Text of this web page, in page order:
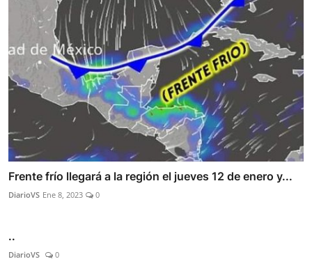
Frente frío llegará a la región el jueves 12 de enero y...
DiarioVS Ene 8, 2023 0
..
DiarioVS 0